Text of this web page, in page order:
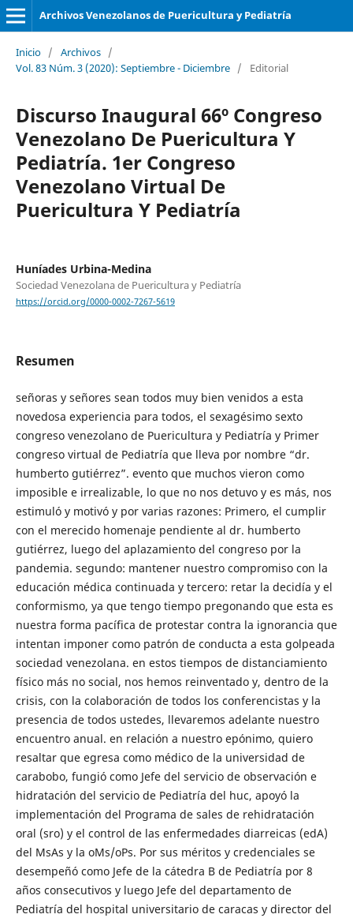
Archivos Venezolanos de Puericultura y Pediatría
Inicio / Archivos /
Vol. 83 Núm. 3 (2020): Septiembre - Diciembre / Editorial
Discurso Inaugural 66º Congreso
Venezolano De Puericultura Y
Pediatría. 1er Congreso
Venezolano Virtual De
Puericultura Y Pediatría
Huníades Urbina-Medina
Sociedad Venezolana de Puericultura y Pediatría
https://orcid.org/0000-0002-7267-5619
Resumen
señoras y señores sean todos muy bien venidos a esta
novedosa experiencia para todos, el sexagésimo sexto
congreso venezolano de Puericultura y Pediatría y Primer
congreso virtual de Pediatría que lleva por nombre “dr.
humberto gutiérrez”. evento que muchos vieron como
imposible e irrealizable, lo que no nos detuvo y es más, nos
estimuló y motivó y por varias razones: Primero, el cumplir
con el merecido homenaje pendiente al dr. humberto
gutiérrez, luego del aplazamiento del congreso por la
pandemia. segundo: mantener nuestro compromiso con la
educación médica continuada y tercero: retar la decidía y el
conformismo, ya que tengo tiempo pregonando que esta es
nuestra forma pacífica de protestar contra la ignorancia que
intentan imponer como patrón de conducta a esta golpeada
sociedad venezolana. en estos tiempos de distanciamiento
físico más no social, nos hemos reinventado y, dentro de la
crisis, con la colaboración de todos los conferencistas y la
presencia de todos ustedes, llevaremos adelante nuestro
encuentro anual. en relación a nuestro epónimo, quiero
resaltar que egresa como médico de la universidad de
carabobo, fungió como Jefe del servicio de observación e
hidratación del servicio de Pediatría del huc, apoyó la
implementación del Programa de sales de rehidratación
oral (sro) y el control de las enfermedades diarreicas (edA)
del MsAs y la oMs/oPs. Por sus méritos y credenciales se
desempeñó como Jefe de la cátedra B de Pediatría por 8
años consecutivos y luego Jefe del departamento de
Pediatría del hospital universitario de caracas y director del